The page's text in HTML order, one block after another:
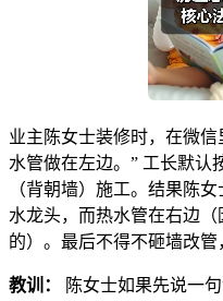
业主陈女士装修时，在微
水管做在左边。” 工长默认
（背朝墙）施工。结果陈
水龙头，而热水管在右边
的）。最后不得不砸墙改管
教训：
陈女士如果先说一